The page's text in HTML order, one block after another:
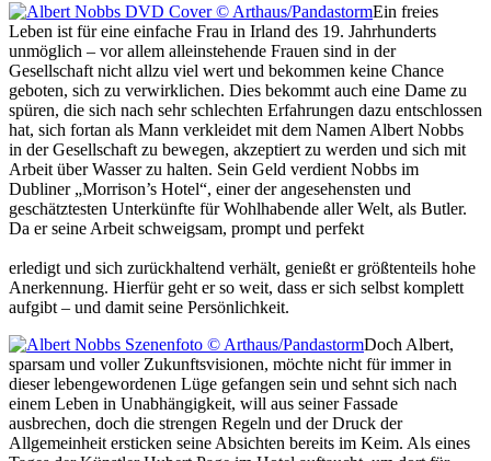
Ein freies
Leben ist für eine einfache Frau in Irland des 19. Jahrhunderts
unmöglich – vor allem alleinstehende Frauen sind in der
Gesellschaft nicht allzu viel wert und bekommen keine Chance
geboten, sich zu verwirklichen. Dies bekommt auch eine Dame zu
spüren, die sich nach sehr schlechten Erfahrungen dazu entschlossen
hat, sich fortan als Mann verkleidet mit dem Namen Albert Nobbs
in der Gesellschaft zu bewegen, akzeptiert zu werden und sich mit
Arbeit über Wasser zu halten. Sein Geld verdient Nobbs im
Dubliner „Morrison’s Hotel“, einer der angesehensten und
geschätztesten Unterkünfte für Wohlhabende aller Welt, als Butler.
Da er seine Arbeit schweigsam, prompt und perfekt
erledigt und sich zurückhaltend verhält, genießt er größtenteils hohe
Anerkennung. Hierfür geht er so weit, dass er sich selbst komplett
aufgibt – und damit seine Persönlichkeit.
Doch Albert,
sparsam und voller Zukunftsvisionen, möchte nicht für immer in
dieser lebengewordenen Lüge gefangen sein und sehnt sich nach
einem Leben in Unabhängigkeit, will aus seiner Fassade
ausbrechen, doch die strengen Regeln und der Druck der
Allgemeinheit ersticken seine Absichten bereits im Keim. Als eines